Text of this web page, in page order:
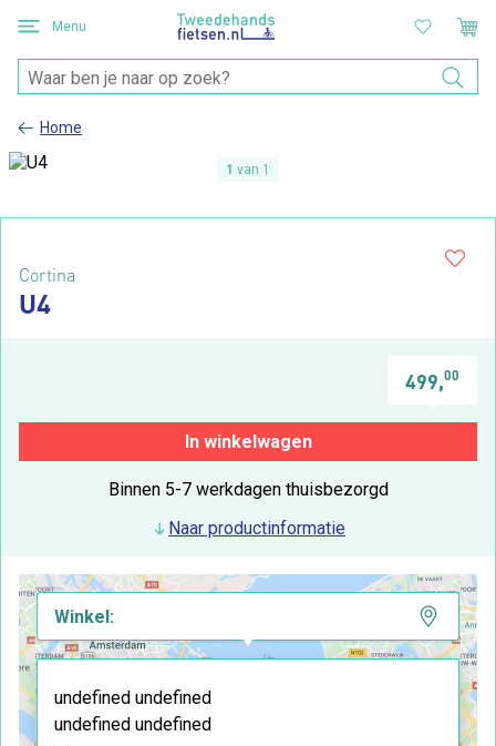
Menu
Home
1 van 1
Cortina
U4
499,00
In winkelwagen
Binnen 5-7 werkdagen thuisbezorgd
Naar productinformatie
Winkel:
undefined undefined
undefined undefined